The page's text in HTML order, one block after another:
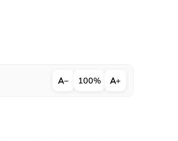
− 100% +